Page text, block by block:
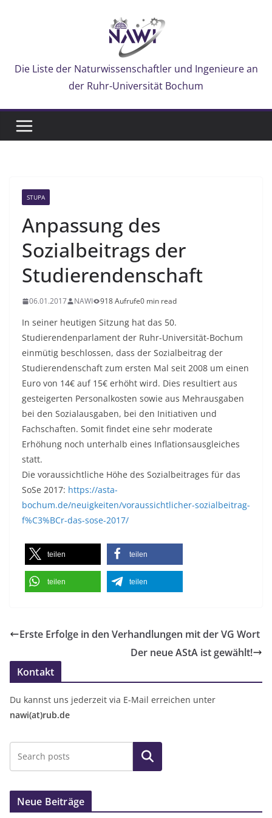
Die Liste der Naturwissenschaftler und Ingenieure an
der Ruhr-Universität Bochum
STUPA
Anpassung des
Sozialbeitrags der
Studierendenschaft
06.01.2017 NAWI 918 Aufrufe0 min read
In seiner heutigen Sitzung hat das 50.
Studierendenparlament der Ruhr-Universität-Bochum
einmütig beschlossen, dass der Sozialbeitrag der
Studierendenschaft zum ersten Mal seit 2008 um einen
Euro von 14€ auf 15€ erhöht wird. Dies resultiert aus
gesteigerten Personalkosten sowie aus Mehrausgaben
bei den Sozialausgaben, bei den Initiativen und
Fachschaften. Somit findet eine sehr moderate
Erhöhung noch unterhalb eines Inflationsausgleiches
statt.
Die voraussichtliche Höhe des Sozialbeitrages für das
SoSe 2017: https://asta-
bochum.de/neuigkeiten/voraussichtlicher-sozialbeitrag-
f%C3%BCr-das-sose-2017/
teilen teilen
teilen teilen
Erste Erfolge in den Verhandlungen mit der VG Wort
Der neue AStA ist gewählt!
Kontakt
Du kannst uns jederzeit via E-Mail erreichen unter
nawi(at)rub.de
Suchen
Neue Beiträge